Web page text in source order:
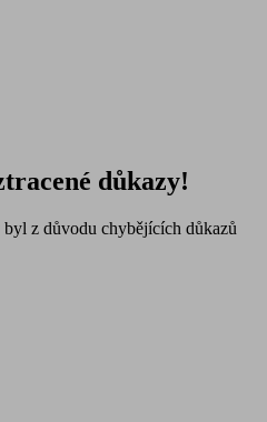
důkazy!
z důvodu chybějících důkazů